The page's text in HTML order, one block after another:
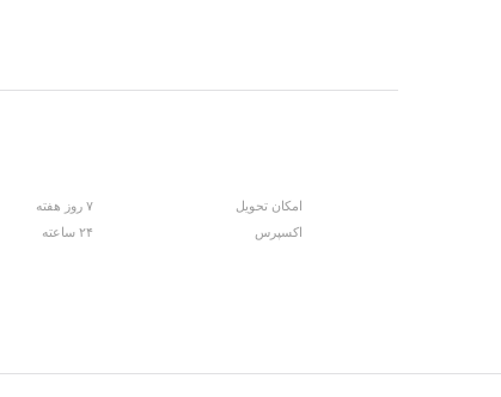
امکان تحویل
اکسپرس
۷ روز هفته
۲۴ ساعته